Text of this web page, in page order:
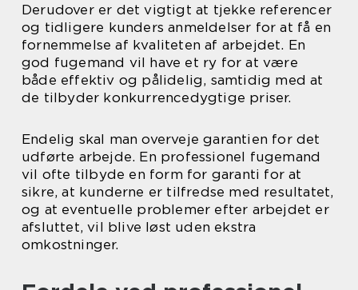
Derudover er det vigtigt at tjekke referencer
og tidligere kunders anmeldelser for at få en
fornemmelse af kvaliteten af arbejdet. En
god fugemand vil have et ry for at være
både effektiv og pålidelig, samtidig med at
de tilbyder konkurrencedygtige priser.
Endelig skal man overveje garantien for det
udførte arbejde. En professionel fugemand
vil ofte tilbyde en form for garanti for at
sikre, at kunderne er tilfredse med resultatet,
og at eventuelle problemer efter arbejdet er
afsluttet, vil blive løst uden ekstra
omkostninger.